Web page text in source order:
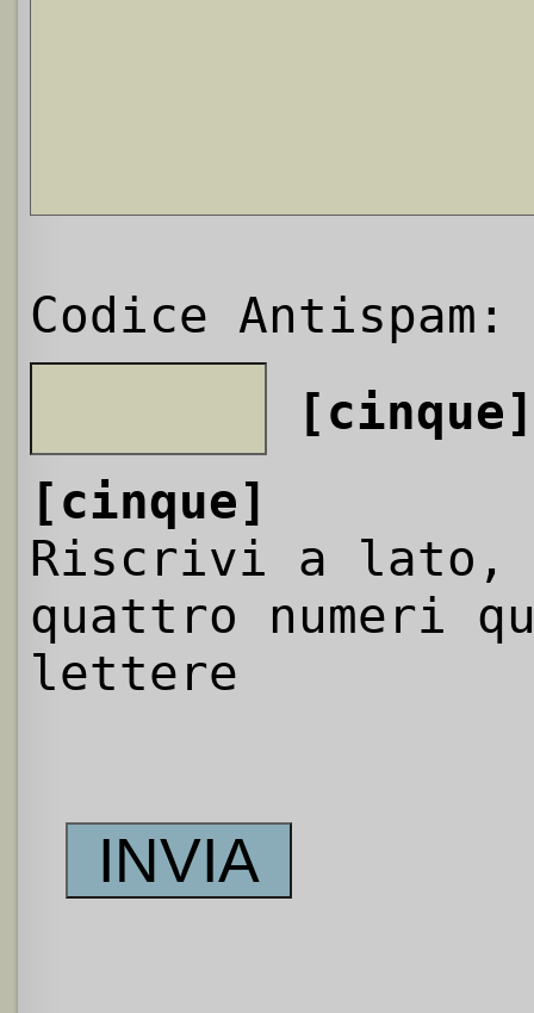
Codice Antispam:
[cinque]
[cinque]
Riscrivi a
quattro numeri
lettere